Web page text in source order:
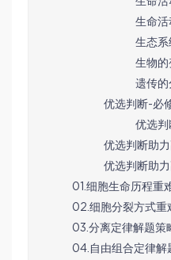
生命
生态系
生物的
遗传
优选判断-必
优选
优选判断助
优选判断助
01.细胞生命历程重
02.细胞分裂方式重
03.分离定律解题策
04.自由组合定律解